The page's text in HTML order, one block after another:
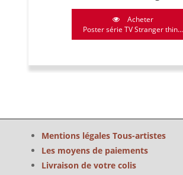
Acheter
Poster série TV Stranger thin...
Mentions légales Tous-artistes
Les moyens de paiements
Livraison de votre colis